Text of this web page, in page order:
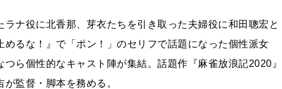
ナ役に北香那、芽衣たちを引き取った夫婦役に和田聰宏と
るな！』で「ポン！」のセリフで話題になった個性派女
ら個性的なキャスト陣が集結。話題作『麻雀放浪記2020』
監督・脚本を務める。